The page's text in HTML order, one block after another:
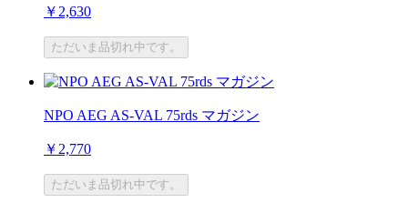
￥2,630
ただいま品切れ中です。
NPO AEG AS-VAL 75rds マガジン
￥2,770
ただいま品切れ中です。